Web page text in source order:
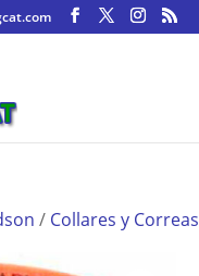
/ Collares y Correas